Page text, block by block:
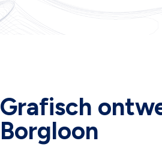
Grafisch
Borgloon